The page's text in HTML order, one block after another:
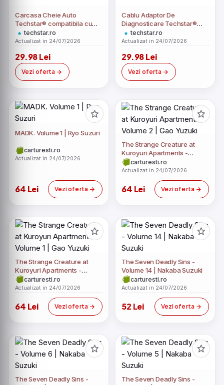
Carcasa Cheie Auto
Techstar® compatibila cu
Suzuki Swift, Vitara, Grand
Vitara, Jimny, 2 Butoane
techstar.ro
Actualizat in 24/07/2026
29.98 Lei
Vezi oferta
Cablu Adaptor De
Diagnosticare Techstar®
OBD2 Cu 6 Pini La 16 Pini
Pentru Motociclete Suzuki
techstar.ro
Actualizat in 24/07/2026
29.98 Lei
Vezi oferta
MADK. Volume 1 | Ryo Suzuri
carturesti.ro
Actualizat in 24/07/2026
64 Lei Vezi oferta
The Strange Creature at
Kuroyuri Apartments -
Volume 2 | Gao Yuzuki
carturesti.ro
Actualizat in 24/07/2026
64 Lei Vezi oferta
The Strange Creature at
Kuroyuri Apartments -
Volume 1 | Gao Yuzuki
carturesti.ro
Actualizat in 24/07/2026
64 Lei Vezi oferta
The Seven Deadly Sins -
Volume 14 | Nakaba Suzuki
carturesti.ro
Actualizat in 24/07/2026
52 Lei Vezi oferta
The Seven Deadly Sins -
The Seven Deadly Sins -